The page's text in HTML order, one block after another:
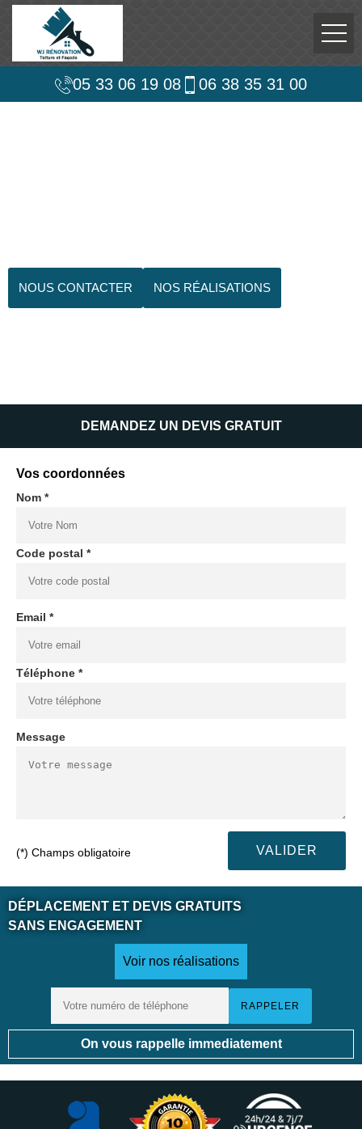
05 33 06 19 08 06 38 35 31 00
NOUS CONTACTER NOS RÉALISATIONS
DEMANDEZ UN DEVIS GRATUIT
Vos coordonnées
Nom *
Code postal *
Email *
Téléphone *
Message
(*) Champs obligatoire
DÉPLACEMENT ET DEVIS GRATUITS
SANS ENGAGEMENT
Voir nos réalisations
On vous rappelle immediatement